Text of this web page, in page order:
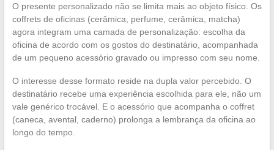
O presente personalizado não se limita mais ao objeto físico. Os
coffrets de oficinas (cerâmica, perfume, cerâmica, matcha)
agora integram uma camada de personalização: escolha da
oficina de acordo com os gostos do destinatário, acompanhada
de um pequeno acessório gravado ou impresso com seu nome.
O interesse desse formato reside na dupla valor percebido. O
destinatário recebe uma experiência escolhida para ele, não um
vale genérico trocável. E o acessório que acompanha o coffret
(caneca, avental, caderno) prolonga a lembrança da oficina ao
longo do tempo.